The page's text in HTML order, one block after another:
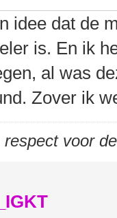
idee dat de
is. En ik
al was
Zover ik
respect voor